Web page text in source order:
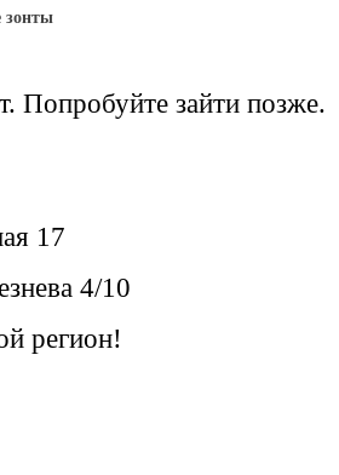
зонты
Попробуйте зайти позже.
17
4/10
регион!